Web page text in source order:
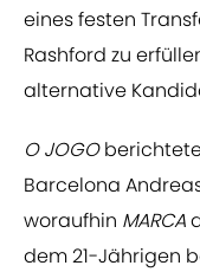
eines festen
Rashford zu
alternative
O JOGOberichtete
Barcelona
woraufhin MARCA
dem 21-Jährigen